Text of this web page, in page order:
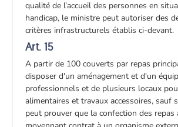
qualité de l’accueil des personnes en
handicap, le ministre peut autoriser des
critères infrastructurels établis ci-devant.
Art. 15
A partir de 100 couverts par repas
disposer d'un aménagement et d'un
professionnels et de plusieurs locaux
alimentaires et travaux accessoires, sauf
peut prouver que la confection des repas